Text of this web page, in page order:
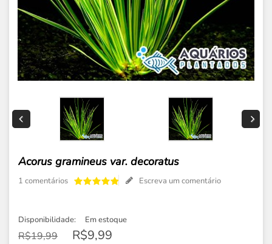
Acorus gramineus var. decoratus
1 comentários Escreva um comentário
Disponibilidade: Em estoque
R$19,99 R$9,99